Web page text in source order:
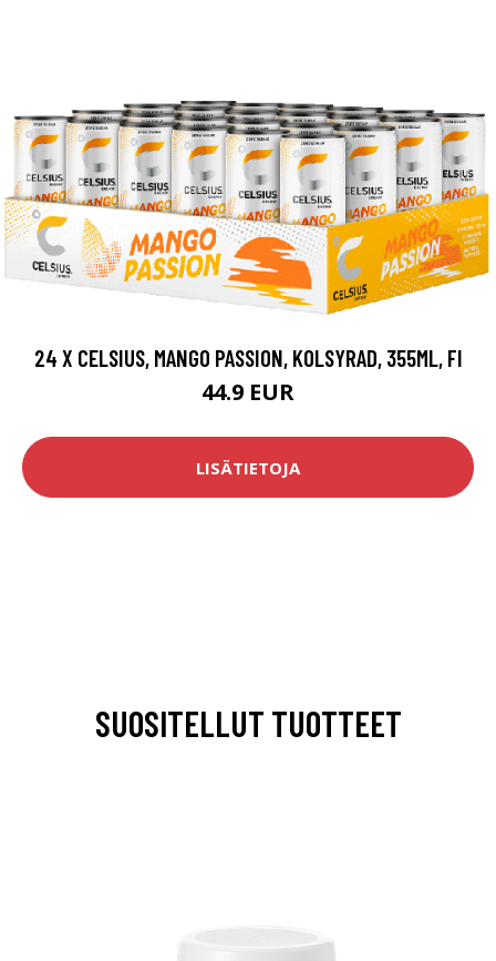
24 X CELSIUS, MANGO PASSION, KOLSYRAD, 355ML, FI
44.9 EUR
LISÄTIETOJA
SUOSITELLUT TUOTTEET